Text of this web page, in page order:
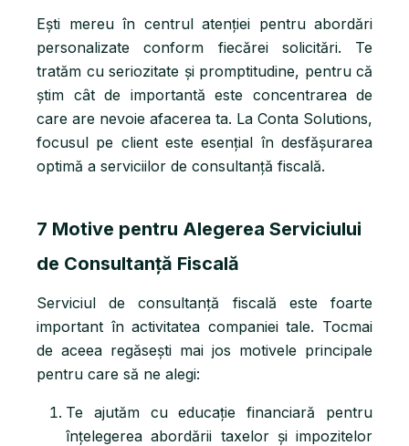
Ești mereu în centrul atenției pentru abordări
personalizate conform fiecărei solicitări. Te
tratăm cu seriozitate și promptitudine, pentru că
știm cât de importantă este concentrarea de
care are nevoie afacerea ta. La Conta Solutions,
focusul pe client este esențial în desfășurarea
optimă a serviciilor de consultanță fiscală.
7 Motive pentru Alegerea Serviciului
de Consultanță Fiscală
Serviciul de consultanță fiscală este foarte
important în activitatea companiei tale. Tocmai
de aceea regăsești mai jos motivele principale
pentru care să ne alegi:
Te ajutăm cu educație financiară pentru
înțelegerea abordării taxelor și impozitelor